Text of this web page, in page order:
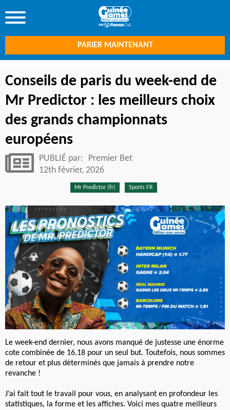
PARIER MAINTENANT
Conseils de paris du week-end de
Mr Predictor : les meilleurs choix
des grands championnats
européens
PUBLIÉ par:
Premier Bet
12th février, 2026
Mr Predictor (fr) Sports FR
Le week-end dernier, nous avons manqué de justesse une énorme
cote combinée de 16.18 pour un seul but. Toutefois, nous sommes
de retour et plus déterminés que jamais à prendre notre
revanche !
J’ai fait tout le travail pour vous, en analysant en profondeur les
statistiques, la forme et les affiches. Voici mes quatre meilleurs